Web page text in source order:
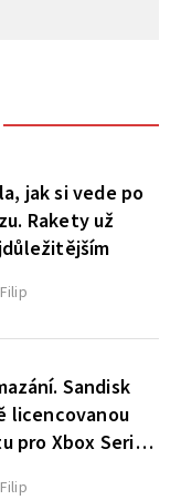
jak si vede po
Rakety už
Sandisk
licencovanou
pro Xbox Series